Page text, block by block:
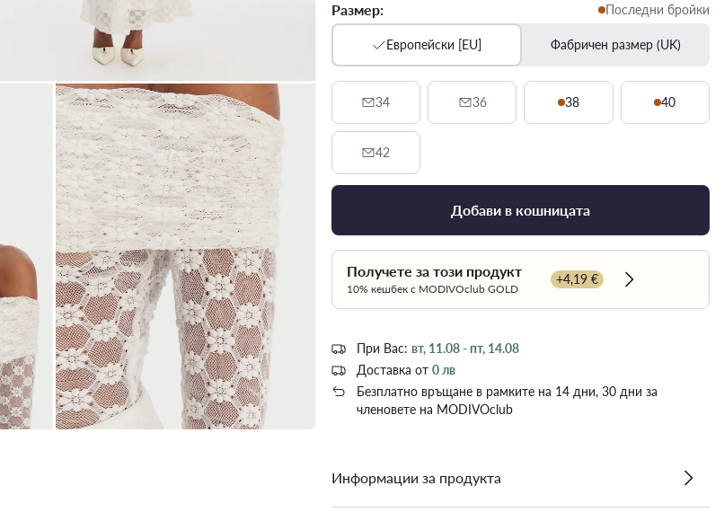
Размер: Последни бройки
Европейски [EU] Фабричен размер (UK)
34 36 38 40
42
Добави в кошницата
Получете за този продукт
10% кешбек с MODIVOclub GOLD
+4,19 €
Dowiedz się
При Вас: вт, 11.08 - пт, 14.08
Доставка от 0 лв
Безплатно връщане в рамките на 14 дни, 30 дни за
членовете на MODIVOclub
Информации за продукта